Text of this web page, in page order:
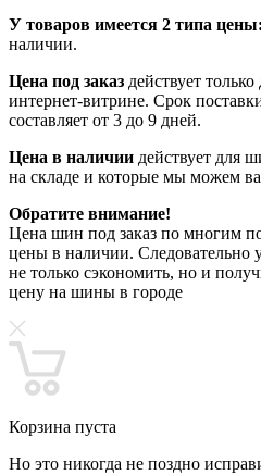
У товаров имеется 2 типа цены:
наличии.
Цена под заказ действует
интернет-витрине. Срок
составляет от 3 до 9 дней.
Цена в наличии действует для
на складе и которые мы можем
Обратите внимание!
Цена шин под заказ по многим
цены в наличии. Следовательно
не только сэкономить, но и
цену на шины в городе
Корзина пуста
Но это никогда не поздно